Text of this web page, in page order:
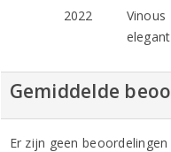
2022
elegant
Gemiddelde
Er zijn geen